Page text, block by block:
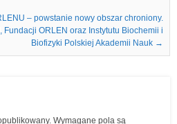
– powstanie nowy obszar chroniony.
ORLEN oraz Instytutu Biochemii i
Biofizyki Polskiej Akademii Nauk →
Wymagane pola są